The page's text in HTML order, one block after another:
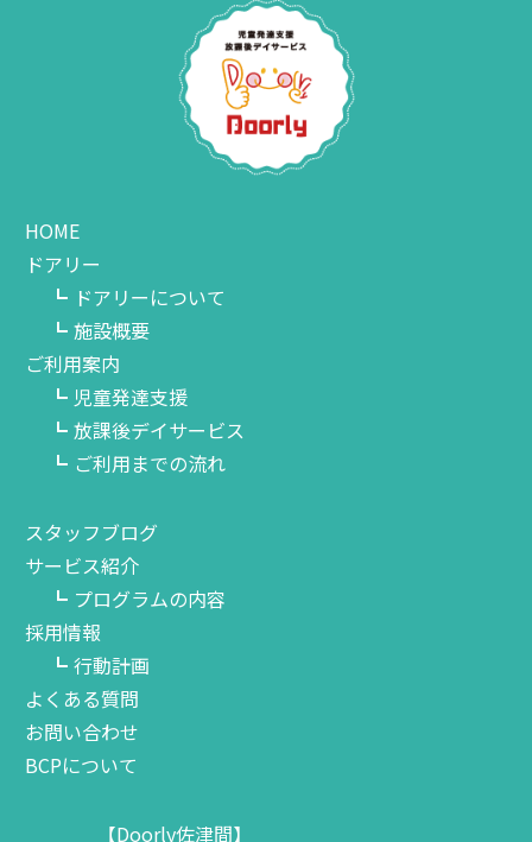
HOME
ドアリー
ドアリーについて
施設概要
ご利用案内
児童発達支援
放課後デイサービス
ご利用までの流れ
スタッフブログ
サービス紹介
プログラムの内容
採用情報
行動計画
よくある質問
お問い合わせ
BCPについて
【Doorly佐津間】